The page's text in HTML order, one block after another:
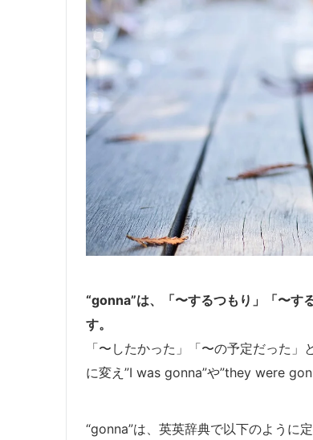
“gonna”は、「〜するつもり」「〜す
す。
「〜したかった」「〜の予定だった
に変え”I was gonna”や”they were
“gonna”は、英英辞典で以下のように